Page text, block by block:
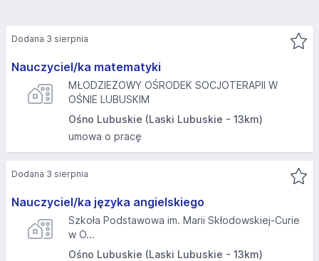
Nauczyciel/ka matematyki
MŁODZIEŻOWY OŚRODEK SOCJOTERAPII W
OŚNIE LUBUSKIM
Ośno Lubuskie (Laski Lubuskie - 13km)
umowa o pracę
Dodana 3 sierpnia
Nauczyciel/ka języka angielskiego
Szkoła Podstawowa im. Marii Skłodowskiej-Curie
w O...
Ośno Lubuskie (Laski Lubuskie - 13km)
Dodana 3 sierpnia